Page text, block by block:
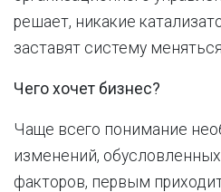
решает, никакие
заставят систему
Чего хочет бизнес?
Чаще всего понимание
изменений,
факторов, первым